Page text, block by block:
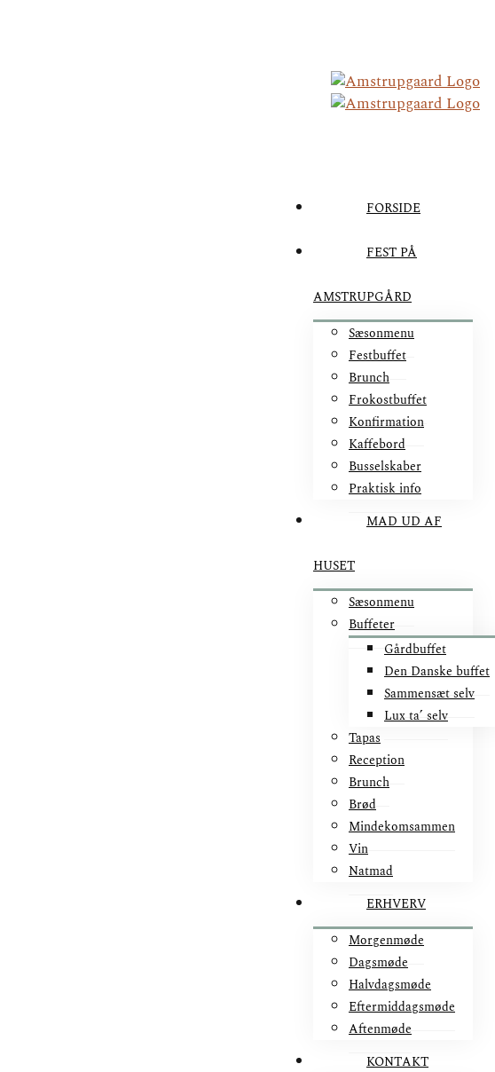
FORSIDE
FEST PÅ
AMSTRUPGÅRD
Sæsonmenu
Festbuffet
Brunch
Frokostbuffet
Konfirmation
Kaffebord
Busselskaber
Praktisk info
MAD UD AF
HUSET
Sæsonmenu
Buffeter
Gårdbuffet
Den Danske buffet
Sammensæt selv
Lux ta’ selv
Tapas
Reception
Brunch
Brød
Mindekomsammen
Vin
Natmad
ERHVERV
Morgenmøde
Dagsmøde
Halvdagsmøde
Eftermiddagsmøde
Aftenmøde
KONTAKT